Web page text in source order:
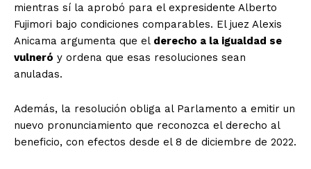
mientras sí la aprobó para el expresidente Alberto
Fujimori bajo condiciones comparables. El juez Alexis
Anicama argumenta que el derecho a la igualdad se
vulneró y ordena que esas resoluciones sean
anuladas.
Además, la resolución obliga al Parlamento a emitir un
nuevo pronunciamiento que reconozca el derecho al
beneficio, con efectos desde el 8 de diciembre de 2022.